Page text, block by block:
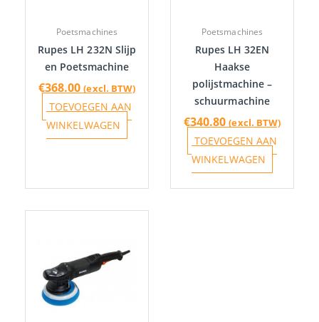
Poetsmachines
Rupes LH 232N Slijp
en Poetsmachine
€368.00 (excl. BTW)
TOEVOEGEN AAN
WINKELWAGEN
Poetsmachines
Rupes LH 32EN
Haakse
polijstmachine –
schuurmachine
€340.80 (excl. BTW)
TOEVOEGEN AAN
WINKELWAGEN